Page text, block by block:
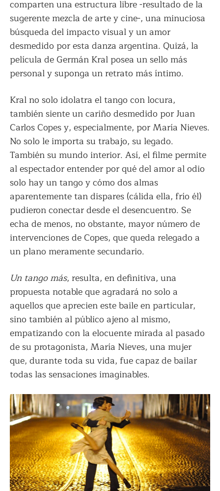
comparten una estructura libre -resultado de la
sugerente mezcla de arte y cine-, una minuciosa
búsqueda del impacto visual y un amor
desmedido por esta danza argentina. Quizá, la
película de Germán Kral posea un sello más
personal y suponga un retrato más íntimo.
Kral no solo idolatra el tango con locura,
también siente un cariño desmedido por Juan
Carlos Copes y, especialmente, por María Nieves.
No solo le importa su trabajo, su legado.
También su mundo interior. Así, el filme permite
al espectador entender por qué del amor al odio
solo hay un tango y cómo dos almas
aparentemente tan dispares (cálida ella, frío él)
pudieron conectar desde el desencuentro. Se
echa de menos, no obstante, mayor número de
intervenciones de Copes, que queda relegado a
un plano meramente secundario.
Un tango más, resulta, en definitiva, una
propuesta notable que agradará no solo a
aquellos que aprecien este baile en particular,
sino también al público ajeno al mismo,
empatizando con la elocuente mirada al pasado
de su protagonista, María Nieves, una mujer
que, durante toda su vida, fue capaz de bailar
todas las sensaciones imaginables.